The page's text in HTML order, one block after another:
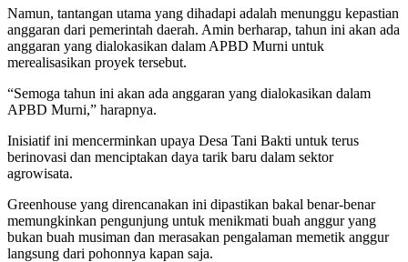
Namun, tantangan utama yang dihadapi adalah menunggu kepastian
anggaran dari pemerintah daerah. Amin berharap, tahun ini akan ada
anggaran yang dialokasikan dalam APBD Murni untuk
merealisasikan proyek tersebut.
“Semoga tahun ini akan ada anggaran yang dialokasikan dalam
APBD Murni,” harapnya.
Inisiatif ini mencerminkan upaya Desa Tani Bakti untuk terus
berinovasi dan menciptakan daya tarik baru dalam sektor
agrowisata.
Greenhouse yang direncanakan ini dipastikan bakal benar-benar
memungkinkan pengunjung untuk menikmati buah anggur yang
bukan buah musiman dan merasakan pengalaman memetik anggur
langsung dari pohonnya kapan saja.